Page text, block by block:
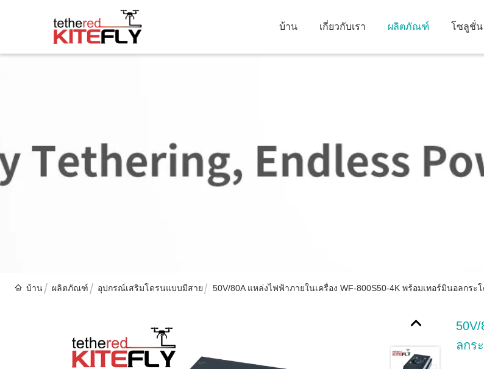
บ้าน เกี่ยวกับเรา ผลิตภัณฑ์ โซลูชั่น
บ้าน ผลิตภัณฑ์ อุปกรณ์เสริมโดรนแบบมีสาย 50V/80A แหล่งไฟฟ้าภายในเครื่อง WF-800S50-4K พร้อมเทอร์มินอลกระ
ลกร